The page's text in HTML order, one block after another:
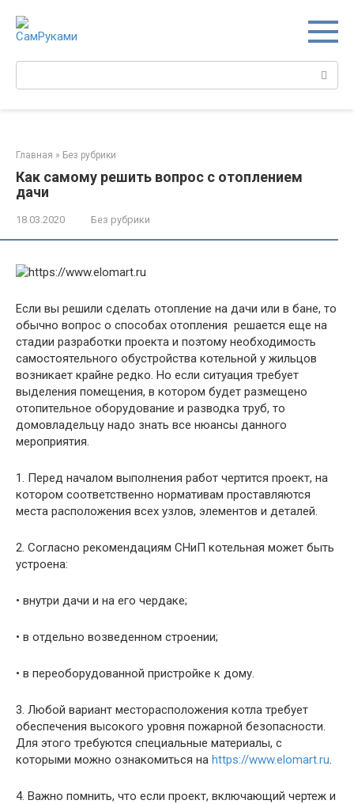
контенту
Главная » Без рубрики
Как самому решить вопрос с отоплением
дачи
18.03.2020 Без рубрики
Если вы решили сделать отопление на дачи или в бане, то
обычно вопрос о способах отопления решается еще на
стадии разработки проекта и поэтому необходимость
самостоятельного обустройства котельной у жильцов
возникает крайне редко. Но если ситуация требует
выделения помещения, в котором будет размещено
отопительное оборудование и разводка труб, то
домовладельцу надо знать все нюансы данного
мероприятия.
1. Перед началом выполнения работ чертится проект, на
котором соответственно нормативам проставляются
места расположения всех узлов, элементов и деталей.
2. Согласно рекомендациям СНиП котельная может быть
устроена:
• внутри дачи и на его чердаке;
• в отдельно возведенном строении;
• в переоборудованной пристройке к дому.
3. Любой вариант месторасположения котла требует
обеспечения высокого уровня пожарной безопасности.
Для этого требуются специальные материалы, с
которыми можно ознакомиться на https://www.elomart.ru.
4. Важно помнить, что если проект, включающий чертеж и